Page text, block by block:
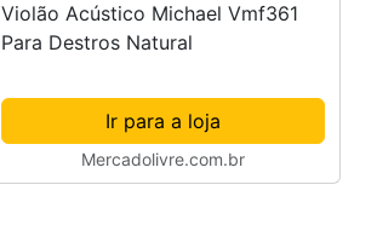
Violão Acústico Michael Vmf361
Para Destros Natural
Ir para a loja
Mercadolivre.com.br